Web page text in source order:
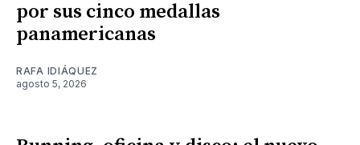
por sus cinco medallas
panamericanas
RAFA IDIÁQUEZ
agosto 5, 2026